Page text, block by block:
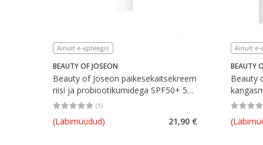
Ainult e-apteegis
BEAUTY OF JOSEON
Beauty of Joseon päikesekaitsekreem
riisi ja probiootikumidega SPF50+ 50
ml
(1)
Keskmine hinnang 5.00
(Läbimüüdud) 21,90 €
Ainult e-
BEAUTY
Beauty
Keskmine